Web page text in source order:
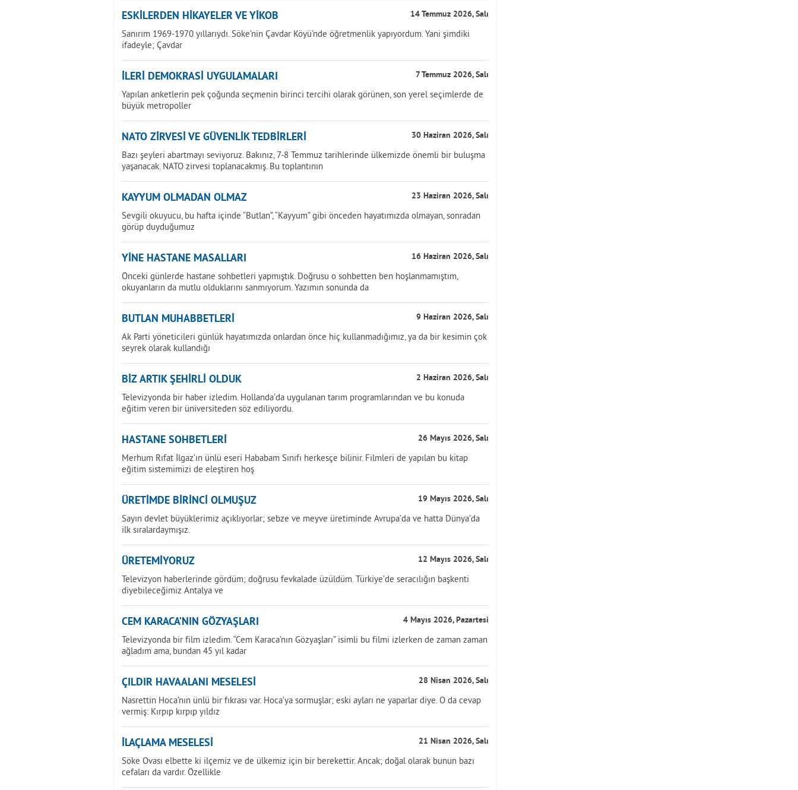
ESKİLERDEN HİKAYELER VE YİKOB 14 Temmuz 2026, Salı
Sanırım 1969-1970 yıllarıydı. Söke’nin Çavdar Köyü’nde öğretmenlik yapıyordum. Yani şimdiki
ifadeyle; Çavdar
İLERİ DEMOKRASİ UYGULAMALARI 7 Temmuz 2026, Salı
Yapılan anketlerin pek çoğunda seçmenin birinci tercihi olarak görünen, son yerel seçimlerde de
büyük metropoller
NATO ZİRVESİ VE GÜVENLİK TEDBİRLERİ 30 Haziran 2026, Salı
Bazı şeyleri abartmayı seviyoruz. Bakınız, 7-8 Temmuz tarihlerinde ülkemizde önemli bir buluşma
yaşanacak. NATO zirvesi toplanacakmış. Bu toplantının
KAYYUM OLMADAN OLMAZ 23 Haziran 2026, Salı
Sevgili okuyucu, bu hafta içinde “Butlan”, “Kayyum” gibi önceden hayatımızda olmayan, sonradan
görüp duyduğumuz
YİNE HASTANE MASALLARI 16 Haziran 2026, Salı
Önceki günlerde hastane sohbetleri yapmıştık. Doğrusu o sohbetten ben hoşlanmamıştım,
okuyanların da mutlu olduklarını sanmıyorum. Yazımın sonunda da
BUTLAN MUHABBETLERİ 9 Haziran 2026, Salı
Ak Parti yöneticileri günlük hayatımızda onlardan önce hiç kullanmadığımız, ya da bir kesimin çok
seyrek olarak kullandığı
BİZ ARTIK ŞEHİRLİ OLDUK 2 Haziran 2026, Salı
Televizyonda bir haber izledim. Hollanda’da uygulanan tarım programlarından ve bu konuda
eğitim veren bir üniversiteden söz ediliyordu.
HASTANE SOHBETLERİ 26 Mayıs 2026, Salı
Merhum Rıfat İlgaz’ın ünlü eseri Hababam Sınıfı herkesçe bilinir. Filmleri de yapılan bu kitap
eğitim sistemimizi de eleştiren hoş
ÜRETİMDE BİRİNCİ OLMUŞUZ 19 Mayıs 2026, Salı
Sayın devlet büyüklerimiz açıklıyorlar; sebze ve meyve üretiminde Avrupa’da ve hatta Dünya’da
ilk sıralardaymışız.
ÜRETEMİYORUZ 12 Mayıs 2026, Salı
Televizyon haberlerinde gördüm; doğrusu fevkalade üzüldüm. Türkiye’de seracılığın başkenti
diyebileceğimiz Antalya ve
CEM KARACA’NIN GÖZYAŞLARI 4 Mayıs 2026, Pazartesi
Televizyonda bir film izledim. “Cem Karaca’nın Gözyaşları” isimli bu filmi izlerken de zaman zaman
ağladım ama, bundan 45 yıl kadar
ÇILDIR HAVAALANI MESELESİ 28 Nisan 2026, Salı
Nasrettin Hoca’nın ünlü bir fıkrası var. Hoca’ya sormuşlar; eski ayları ne yaparlar diye. O da cevap
vermiş: Kırpıp kırpıp yıldız
İLAÇLAMA MESELESİ 21 Nisan 2026, Salı
Söke Ovası elbette ki ilçemiz ve de ülkemiz için bir berekettir. Ancak; doğal olarak bunun bazı
cefaları da vardır. Özellikle